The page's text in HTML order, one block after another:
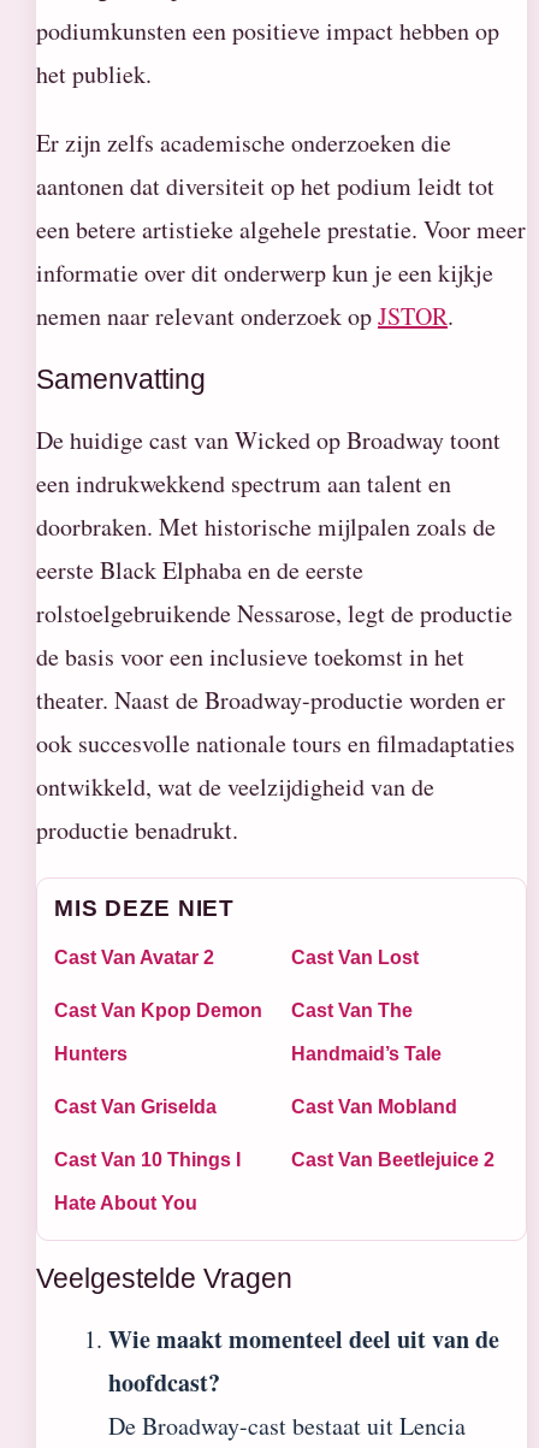
podiumkunsten een positieve impact hebben op
het publiek.
Er zijn zelfs academische onderzoeken die
aantonen dat diversiteit op het podium leidt tot
een betere artistieke algehele prestatie. Voor meer
informatie over dit onderwerp kun je een kijkje
nemen naar relevant onderzoek opJSTOR.
Samenvatting
De huidige cast van Wicked op Broadway toont
een indrukwekkend spectrum aan talent en
doorbraken. Met historische mijlpalen zoals de
eerste Black Elphaba en de eerste
rolstoelgebruikende Nessarose, legt de productie
de basis voor een inclusieve toekomst in het
theater. Naast de Broadway-productie worden er
ook succesvolle nationale tours en filmadaptaties
ontwikkeld, wat de veelzijdigheid van de
productie benadrukt.
MIS DEZE NIET
Cast Van Avatar 2 Cast Van Lost
Cast Van Kpop Demon
Hunters
Cast Van The
Handmaid’s Tale
Cast Van Griselda Cast Van Mobland
Cast Van 10 Things I
Hate About You
Cast Van Beetlejuice 2
Veelgestelde Vragen
Wie maakt momenteel deel uit van de
hoofdcast?
De Broadway-cast bestaat uit Lencia